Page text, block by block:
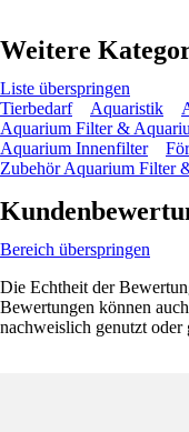
Weitere
Liste überspringen
Tierbedarf
Aquaristik
Aquarium Filter &
Aquarium Innenfilter
Zubehör Aquarium Filter
Bereich überspringen
Die Echtheit der
Bewertungen können
nachweislich genutzt oder